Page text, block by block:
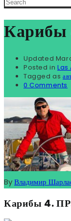
Карибы
Updated
Posted in
Tagged as
0 Comments
ByВладимир
Карибы 4.